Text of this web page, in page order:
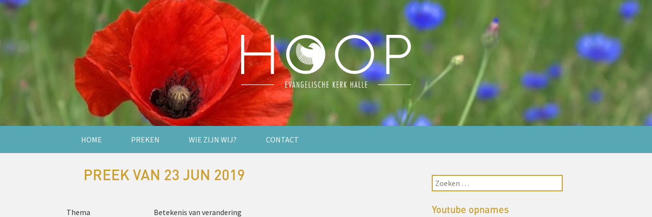
HOME PREKEN WIE ZIJN WIJ? CONTACT
PREEK VAN 23 JUN 2019
Thema Betekenis van verandering Youtube opnames